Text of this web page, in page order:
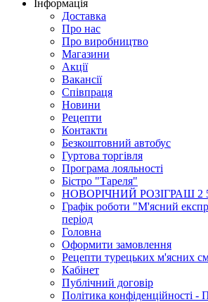
Інформація
Доставка
Про нас
Про виробництво
Магазини
Акції
Вакансії
Співпраця
Новини
Рецепти
Контакти
Безкоштовний автобус
Гуртова торгівля
Програма лояльності
Бістро "Тареля"
НОВОРІЧНИЙ РОЗІГРАШ 2
Графік роботи "М'ясний
період
Головна
Оформити замовлення
Рецепти турецьких м'ясних
Кабінет
Публічний договір
Політика конфіденційності -